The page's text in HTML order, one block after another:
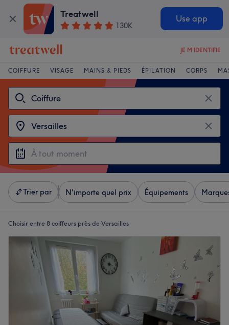
Treatwell
130K
Use app
JE M'IDENTIFIE
COIFFURE VISAGE MAINS & PIEDS ÉPILATION CORPS
Trier par N'importe quel prix Équipements
Choisir entre 8 coiffeurs près de Versailles